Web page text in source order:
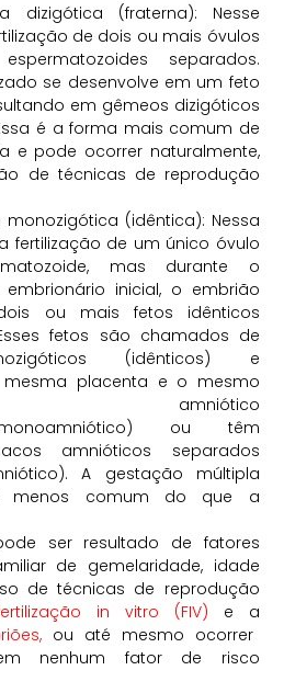
dizigótica (fraterna): Nesse
de dois ou mais óvulos
separados.
se desenvolve em um feto
em gêmeos dizigóticos
é a forma mais comum de
e pode ocorrer naturalmente,
de técnicas de reprodução
monozigótica (idêntica): Nessa
fertilização de um único óvulo
mas durante o
embrionário inicial, o embrião
ou mais fetos idênticos
fetos são chamados de
(idênticos) e
placenta e o mesmo
monoamniótico) ou têm
amnióticos separados
A gestação múltipla
menos comum do que a
ser resultado de fatores
de gemelaridade, idade
de técnicas de reprodução
in vitro (FIV) e a
ou até mesmo ocorrer
nenhum fator de risco